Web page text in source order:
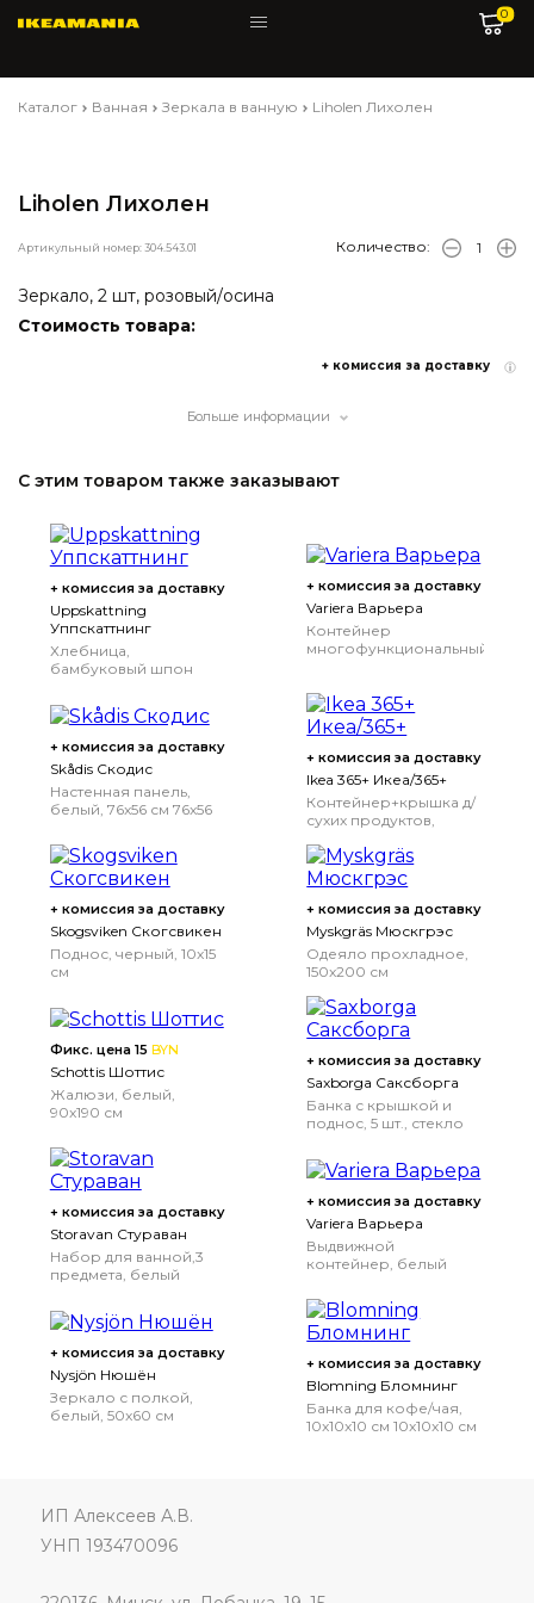
0
Каталог Ванная Зеркала в ванную Liholen Лихолен
Liholen Лихолен
Артикульный номер: 304.543.01 Количество:
Зеркало, 2 шт, розовый/осина
Стоимость товара:
+ комиссия за доставку
Больше информации
С этим товаром также заказывают
+ комиссия за доставку
Uppskattning
Уппскаттнинг
Хлебница,
бамбуковый шпон
+ комиссия за доставку
Variera Варьера
Контейнер
многофункциональный,
+ комиссия за доставку
Skådis Скодис
Настенная панель,
белый, 76x56 см 76x56
+ комиссия за доставку
Ikea 365+ Икеа/365+
Контейнер+крышка д/
сухих продуктов,
л1.3 л
+ комиссия за доставку
Skogsviken Скогсвикен
Поднос, черный, 10x15
см
+ комиссия за доставку
Myskgräs Мюскгрэс
Одеяло прохладное,
150x200 см
Фикс. цена 15 BYN
Schottis Шоттис
Жалюзи, белый,
90x190 см
+ комиссия за доставку
Saxborga Саксборга
Банка с крышкой и
поднос, 5 шт., стекло
+ комиссия за доставку
Storavan Стураван
Набор для ванной,3
предмета, белый
+ комиссия за доставку
Variera Варьера
Выдвижной
контейнер, белый
+ комиссия за доставку
Nysjön Нюшён
Зеркало с полкой,
белый, 50x60 см
+ комиссия за доставку
Blomning Бломнинг
Банка для кофе/чая,
10x10x10 см10x10x10 см
ИП Алексеев А.В.
УНП 193470096